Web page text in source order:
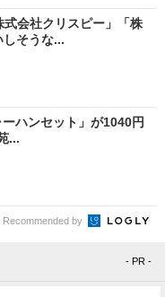
会社クリスピー」「株
そうな...
ーハンセット」が1040円
...
Recommended by
- PR -